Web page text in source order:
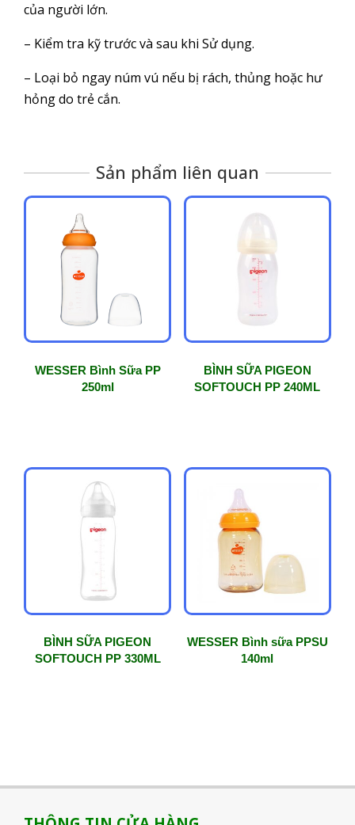
của người lớn.
– Kiểm tra kỹ trước và sau khi Sử dụng.
– Loại bỏ ngay núm vú nếu bị rách, thủng hoặc hư
hỏng do trẻ cắn.
Sản phẩm liên quan
WESSER Bình Sữa PP
250ml
BÌNH SỮA PIGEON
SOFTOUCH PP 240ML
BÌNH SỮA PIGEON
SOFTOUCH PP 330ML
WESSER Bình sữa PPSU
140ml